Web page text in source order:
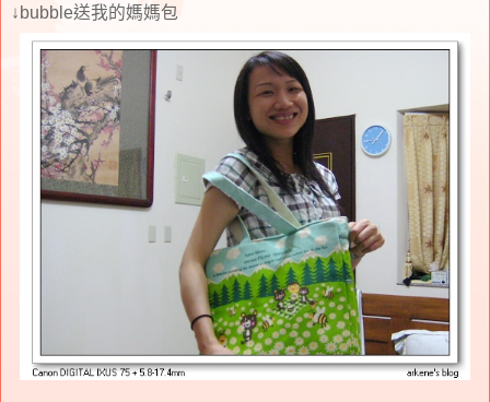
↓bubble送我的媽媽包